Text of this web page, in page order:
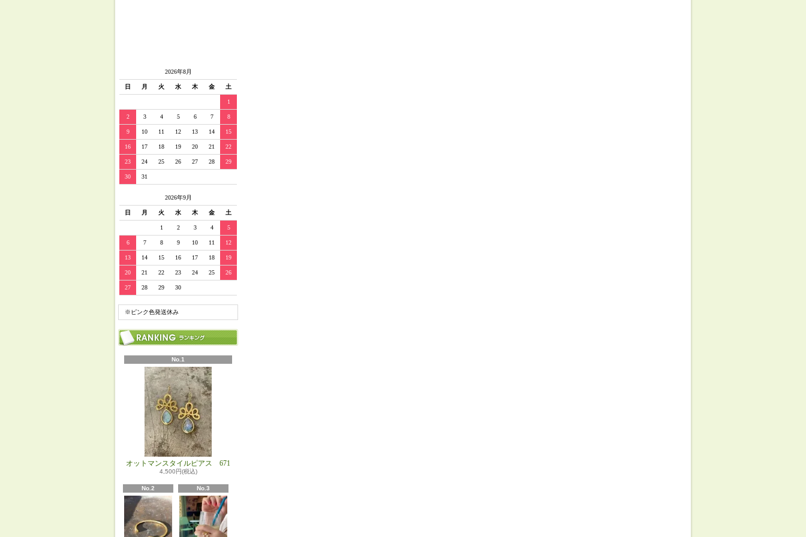
2026年8月
日 月 火 水 木 金 土
1
2 3 4 5 6 7 8
9 10 11 12 13 14 15
16 17 18 19 20 21 22
23 24 25 26 27 28 29
30 31
2026年9月
日 月 火 水 木 金 土
1 2 3 4 5
6 7 8 9 10 11 12
13 14 15 16 17 18 19
20 21 22 23 24 25 26
27 28 29 30
※ピンク色発送休み
No.1
オットマンスタイルピアス 671
4,500円(税込)
No.2 No.3